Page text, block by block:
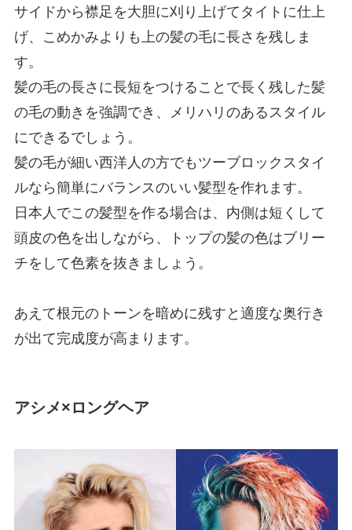
サイドから襟足を大胆に刈り上げてタイトに仕上
げ、こめかみよりも上の髪の毛に長さを残しま
す。
髪の毛の長さに長短をつけることで長く残した髪
の毛の動きを強調でき、メリハリのあるスタイル
にできるでしょう。
髪の毛が細い西洋人の方でもツーブロックスタイ
ルなら簡単にバランスのいい髪型を作れます。
日本人でこの髪型を作る場合は、内側は短くして
頭皮の色を出しながら、トップの髪の色はブリー
チをして色素を抜きましょう。
あえて根元のトーンを暗めに残すと適度な奥行き
が出て完成度が高まります。
アシメ×ロングヘア